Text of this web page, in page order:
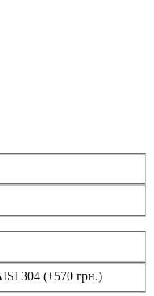
304 (+570 грн.)